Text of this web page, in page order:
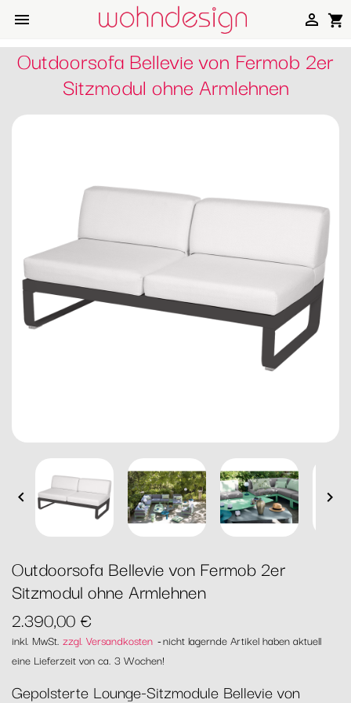
 shopping_cart

Outdoorsofa Bellevie von Fermob 2er
Sitzmodul ohne Armlehnen
 
Outdoorsofa Bellevie von Fermob 2er
Sitzmodul ohne Armlehnen
2.390,00 €
inkl. MwSt. zzgl. Versandkosten nicht lagernde Artikel haben aktuell
eine Lieferzeit von ca. 3 Wochen!
Gepolsterte Lounge-Sitzmodule Bellevie von